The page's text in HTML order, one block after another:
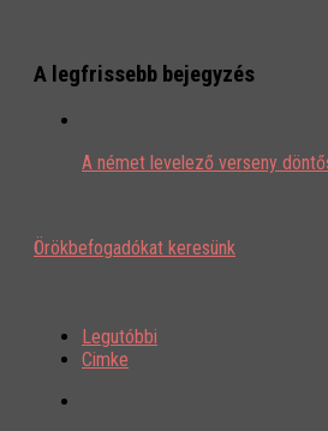
A legfrissebb bejegyzés
A német levelező verseny
Örökbefogadókat keresünk
Legutóbbi
Cimke